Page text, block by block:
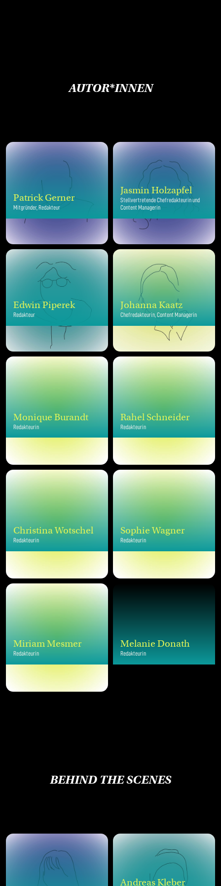
AUTOR*INNEN
Patrick Gerner
Mitgründer, Redakteur
Jasmin Holzapfel
Stellvertretende Chefredakteurin und
Content Managerin
Edwin Piperek
Redakteur
Johanna Kaatz
Chefredakteurin, Content Managerin
Monique Burandt
Redakteurin
Rahel Schneider
Redakteurin
Christina Wotschel
Redakteurin
Sophie Wagner
Redakteurin
Miriam Mesmer
Redakteurin
Melanie Donath
Redakteurin
BEHIND THE SCENES
Andreas Kleber